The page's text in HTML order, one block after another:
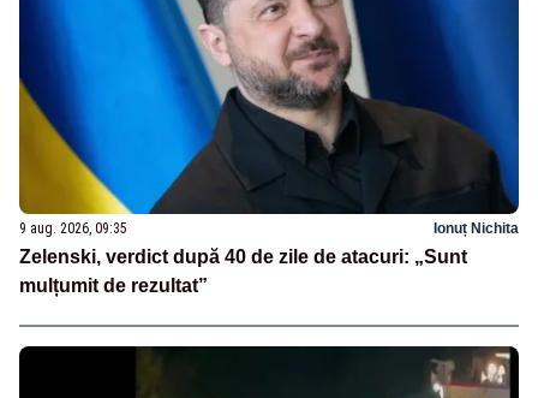
9 aug. 2026, 09:35 Ionuț Nichita
Zelenski, verdict după 40 de zile de atacuri: „Sunt
mulțumit de rezultat”